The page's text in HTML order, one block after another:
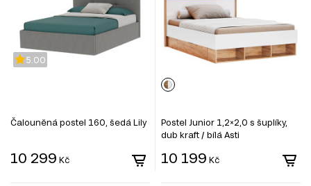
5.00
Čalouněná postel 160, šedá Lily
10 299 Kč
Postel Junior 1,2×2,0 s šuplíky,
dub kraft / bílá Asti
10 199 Kč